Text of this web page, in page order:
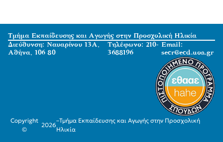
Τμήμα Εκπαίδευσης και Αγωγής στην Προσχολική Ηλικία
Διεύθυνση: Ναυαρίνου 13Α,
Αθήνα, 106 80
Τηλέφωνο: 210-
3688196
Email:
secr@ecd.uoa.gr
Copyright
©
2026
–Τμήμα Εκπαίδευσης και Αγωγής στην Προσχολική
Ηλικία